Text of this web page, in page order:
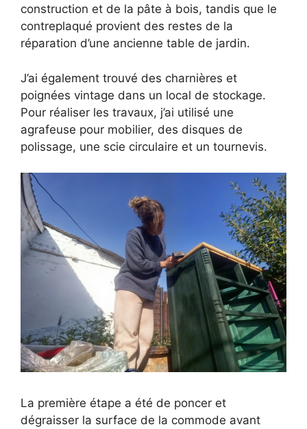
construction et de la pâte à bois, tandis que le
contreplaqué provient des restes de la
réparation d’une ancienne table de jardin.
J’ai également trouvé des charnières et
poignées vintage dans un local de stockage.
Pour réaliser les travaux, j’ai utilisé une
agrafeuse pour mobilier, des disques de
polissage, une scie circulaire et un tournevis.
La première étape a été de poncer et
dégraisser la surface de la commode avant